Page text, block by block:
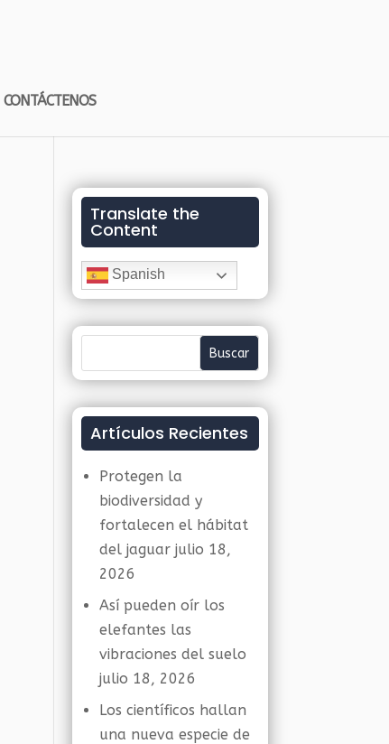
CONTÁCTENOS
Translate the
Content
Spanish
Artículos Recientes
Protegen la
biodiversidad y
fortalecen el hábitat
del jaguar julio 18,
2026
Así pueden oír los
elefantes las
vibraciones del suelo
julio 18, 2026
Los científicos hallan
una nueva especie de